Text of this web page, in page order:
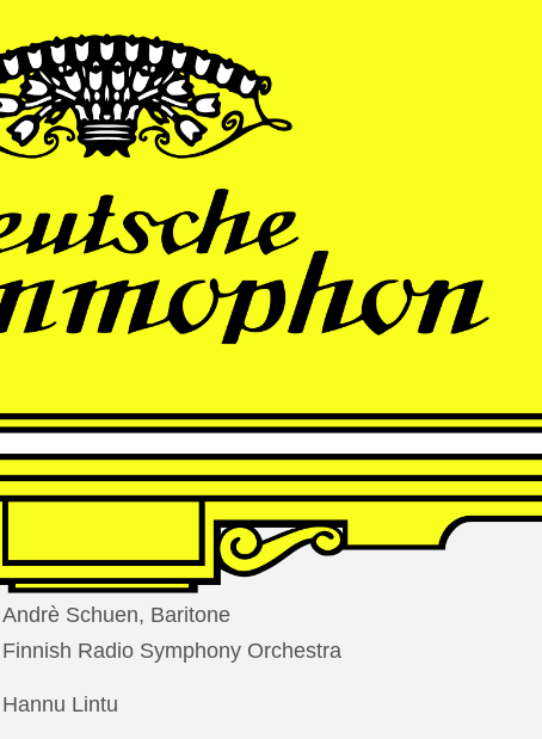
Daniel Heide, Piano
THOMAS
LARCHER
Die Nacht der Verlorenen
Andrè Schuen, Baritone
Finnish Radio Symphony Orchestra
Hannu Lintu